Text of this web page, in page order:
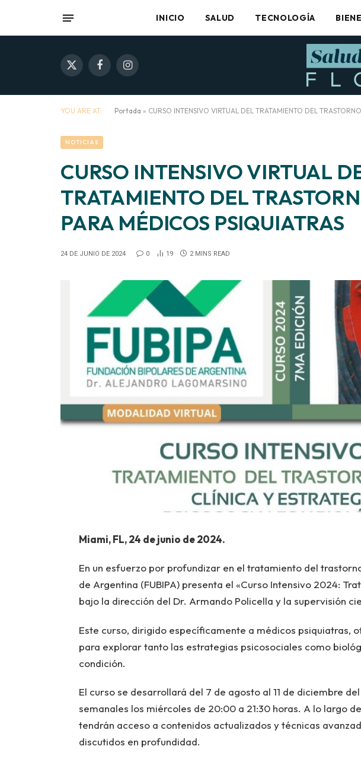
INICIO SALUD TECNOLOGÍA
X
FacebookInstagram
YOU ARE AT: Portada » CURSO INTENSIVO VIRTUAL DEL TRATAMIENTO DEL
NOTICIAS
CURSO INTENSIVO VIRTUAL
TRATAMIENTO DEL
PARA MÉDICOS PSIQUIATRAS
24 DE JUNIO DE 2024 0 19 2 MINS READ
Miami, FL, 24 de junio de 2024.
En un esfuerzo por profundizar en el tratamiento del
de Argentina (FUBIPA) presenta el «Curso Intensivo 2024:
bajo la dirección del Dr. Armando Policella y la supervisión
Este curso, dirigido específicamente a médicos psiquiatras,
para explorar tanto las estrategias psicosociales como
condición.
El curso se desarrollará del 7 de agosto al 11 de diciembre
semanales los miércoles de 20:00 a 21:30 horas. A lo largo
tendrán acceso a contenidos actualizados y técnicas
discutidos en profundidad.